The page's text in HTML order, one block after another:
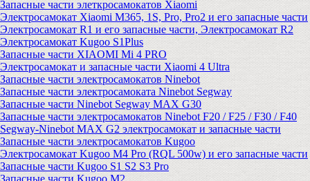
Запасные части элеткросамокатов Xiaomi
Электросамокат Xiaomi M365, 1S, Pro, Pro2 и его запасные части
Электросамокат R1 и его запасные части, Электросамокат R2
Электросамокат Kugoo S1Plus
Запасные части XIAOMI Mi 4 PRO
Электросамокат и запасные части Xiaomi 4 Ultra
Запасные части электросамокатов Ninebot
Запасные части электросамоката Ninebot Segway
Запасные части Ninebot Segway MAX G30
Запасные части электросамокатов Ninebot F20 / F25 / F30 / F40
Segway-Ninebot MAX G2 электросамокат и запасные части
Запасные части электросамокатов Kugoo
Электросамокат Kugoo M4 Pro (RQL 500w) и его запасные части
Запасные части Kugoo S1 S2 S3 Pro